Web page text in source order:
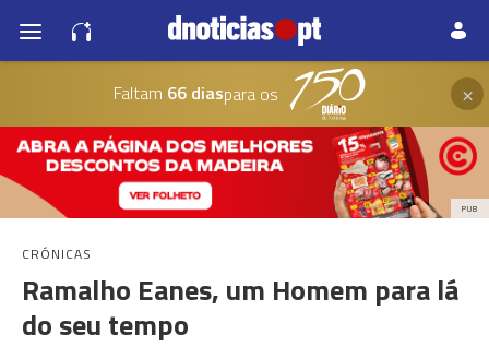
Faltam 66 diaspara os ×
PUB
CRÓNICAS
Ramalho Eanes, um Homem para lá
do seu tempo